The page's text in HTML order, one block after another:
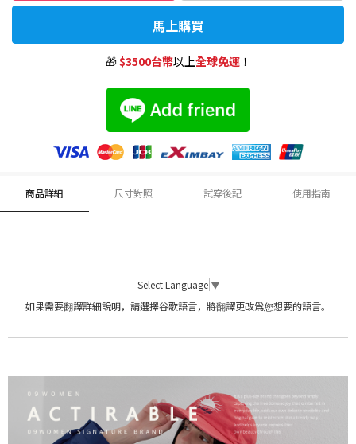
馬上購買
🎁$3500台幣以上全球免運！
商品詳細 尺寸對照 試穿後記 使用指南
Select Language ▼
如果需要翻譯詳細說明，請選擇谷歌語言，將翻譯更改爲您想要的語言。